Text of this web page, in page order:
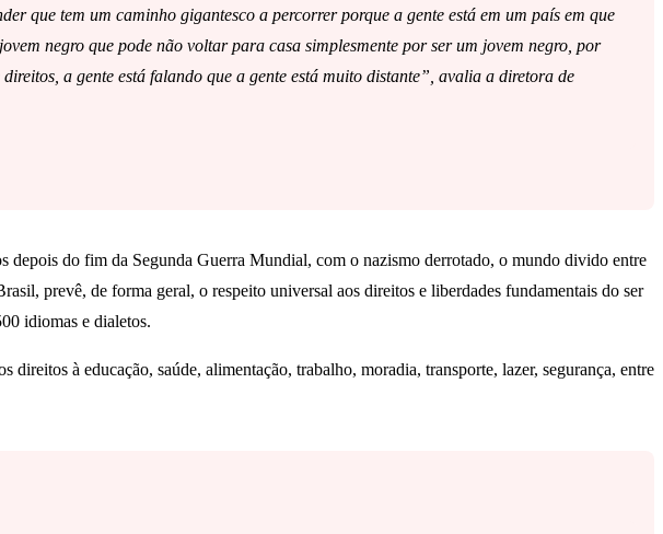
que tem um caminho gigantesco a percorrer porque a gente está em um país em que
negro que pode não voltar para casa simplesmente por ser um jovem negro, por
a gente está falando que a gente está muito distante”, avalia a diretora de
do fim da Segunda Guerra Mundial, com o nazismo derrotado, o mundo divido entre
prevê, de forma geral, o respeito universal aos direitos e liberdades fundamentais do ser
idiomas e dialetos.
à educação, saúde, alimentação, trabalho, moradia, transporte, lazer, segurança, entre